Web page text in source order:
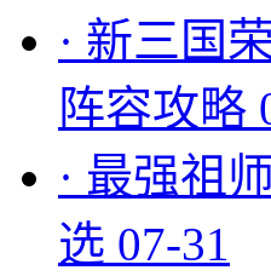
· 新三国
阵容攻略
· 最强祖
选 07-31